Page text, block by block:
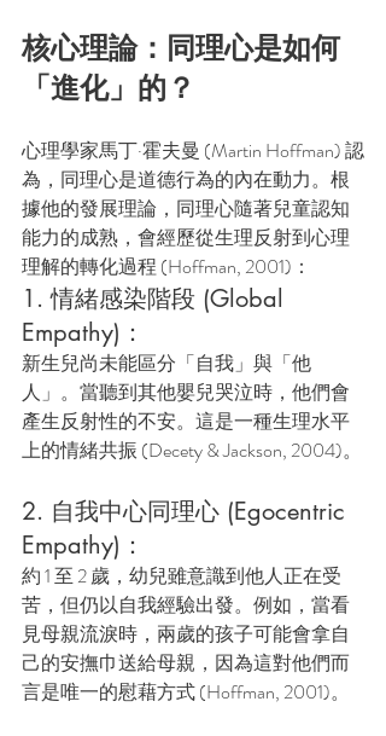
核心理論：同理心是如何
「進化」的？
心理學家馬丁·霍夫曼 (Martin Hoffman) 認
為，同理心是道德行為的內在動力。根
據他的發展理論，同理心隨著兒童認知
能力的成熟，會經歷從生理反射到心理
理解的轉化過程 (Hoffman, 2001)：
1. 情緒感染階段 (Global
Empathy)：
新生兒尚未能區分「自我」與「他
人」。當聽到其他嬰兒哭泣時，他們會
產生反射性的不安。這是一種生理水平
上的情緒共振 (Decety & Jackson, 2004)。
2. 自我中心同理心 (Egocentric
Empathy)：
約 1 至 2 歲，幼兒雖意識到他人正在受
苦，但仍以自我經驗出發。例如，當看
見母親流淚時，兩歲的孩子可能會拿自
己的安撫巾送給母親，因為這對他們而
言是唯一的慰藉方式 (Hoffman, 2001)。